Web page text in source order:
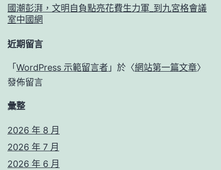
國潮彭湃，文明自負點亮花費生力軍_到九宮格會議
室中國網
近期留言
「 WordPress 示範留言者 」於〈網站第一篇文章〉
發佈留言
彙整
2026 年 8 月
2026 年 7 月
2026 年 6 月